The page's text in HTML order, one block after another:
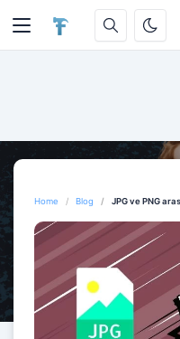
Home Blog JPG ve PNG